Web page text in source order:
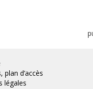
plan d’accès
légales